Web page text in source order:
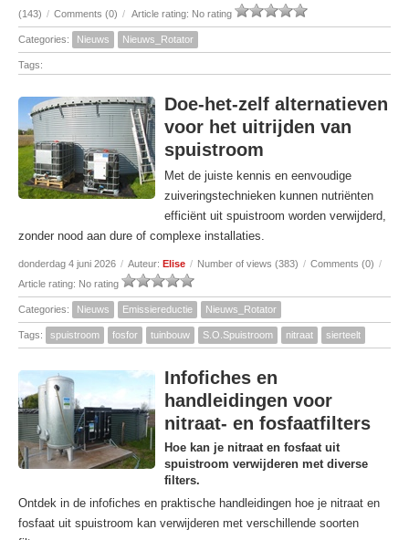
(143) / Comments (0) / Article rating: No rating
Categories: Nieuws Nieuws_Rotator
Tags:
Doe-het-zelf alternatieven
voor het uitrijden van
spuistroom
Met de juiste kennis en eenvoudige
zuiveringstechnieken kunnen nutriënten
efficiënt uit spuistroom worden verwijderd,
zonder nood aan dure of complexe installaties.
donderdag 4 juni 2026 / Auteur: Elise / Number of views (383) / Comments (0) /
Article rating: No rating
Categories: Nieuws Emissiereductie Nieuws_Rotator
Tags: spuistroom fosfor tuinbouw S.O.Spuistroom nitraat sierteelt
Infofiches en
handleidingen voor
nitraat- en fosfaatfilters
Hoe kan je nitraat en fosfaat uit
spuistroom verwijderen met diverse
filters.
Ontdek in de infofiches en praktische handleidingen hoe je nitraat en
fosfaat uit spuistroom kan verwijderen met verschillende soorten